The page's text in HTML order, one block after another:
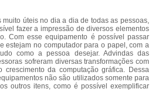
úteis no dia a dia de todas as pessoas,
fazer a impressão de diversos elementos
Com esse equipamento é possível passar
estejam no computador para o papel, com a
como a pessoa desejar. Advindas das
sofreram diversas transformações com
crescimento da computação gráfica. Dessa
não são utilizados somente para
outros itens, como é possível exemplificar